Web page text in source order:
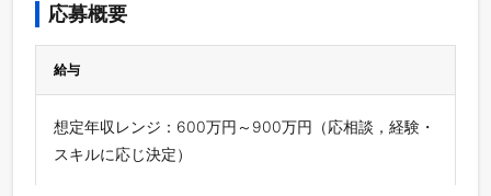
応募概要
給与
想定年収レンジ：600万円～900万円（応相談，経験・
スキルに応じ決定）